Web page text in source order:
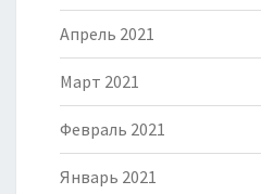
Апрель 2021
Март 2021
Февраль 2021
Январь 2021